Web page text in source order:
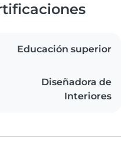
Educación superior
Diseñadora de
Interiores